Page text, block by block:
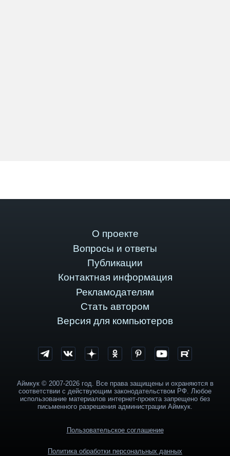
О проекте
Вопросы и ответы
Публикации
Контактная информация
Рекламодателям
Стать автором
Версия для компьютеров
Аймкук © 2007-2026 год. Все права защищены и охраняются в
соответствии с действующим законодательством РФ. Любое
использование материалов интернет-проекта запрещено без
письменного разрешения администрации Аймкук.
Пользовательское соглашение
Политика обработки персональных данных